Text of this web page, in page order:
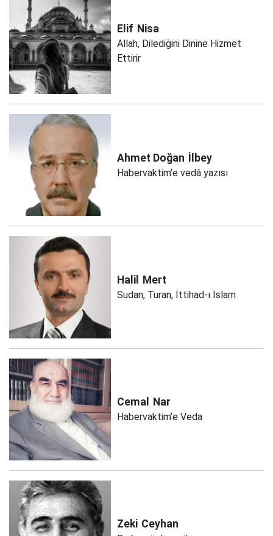
Elif Nisa
Allah, Dilediğini Dinine Hizmet
Ettirir
Ahmet Doğan İlbey
Habervaktim’e vedâ yazısı
Halil Mert
Sudan, Turan, İttihad-ı İslam
Cemal Nar
Habervaktim’e Veda
Zeki Ceyhan